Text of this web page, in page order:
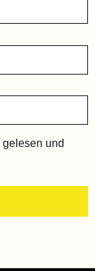
gelesen und